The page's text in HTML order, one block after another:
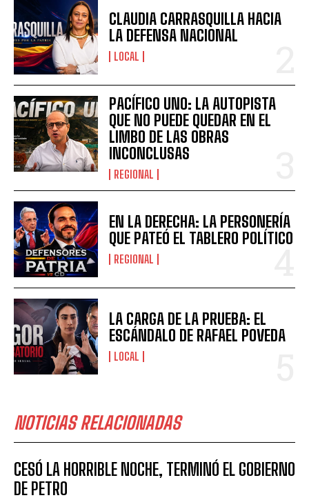
CLAUDIA CARRASQUILLA HACIA
LA DEFENSA NACIONAL
LOCAL
PACÍFICO UNO: LA AUTOPISTA
QUE NO PUEDE QUEDAR EN EL
LIMBO DE LAS OBRAS
INCONCLUSAS
REGIONAL
EN LA DERECHA: LA PERSONERÍA
QUE PATEÓ EL TABLERO POLÍTICO
REGIONAL
LA CARGA DE LA PRUEBA: EL
ESCÁNDALO DE RAFAEL POVEDA
LOCAL
NOTICIAS RELACIONADAS
CESÓ LA HORRIBLE NOCHE, TERMINÓ EL GOBIERNO
DE PETRO